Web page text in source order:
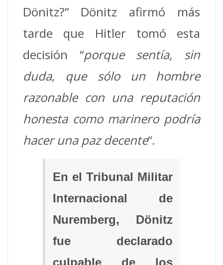
Dönitz?” Dönitz afirmó más
tarde que Hitler tomó esta
decisión “porque sentía, sin
duda, que sólo un hombre
razonable con una reputación
honesta como marinero podría
hacer una paz decente“.
En el Tribunal Militar
Internacional de
Nuremberg, Dönitz
fue declarado
culpable de los